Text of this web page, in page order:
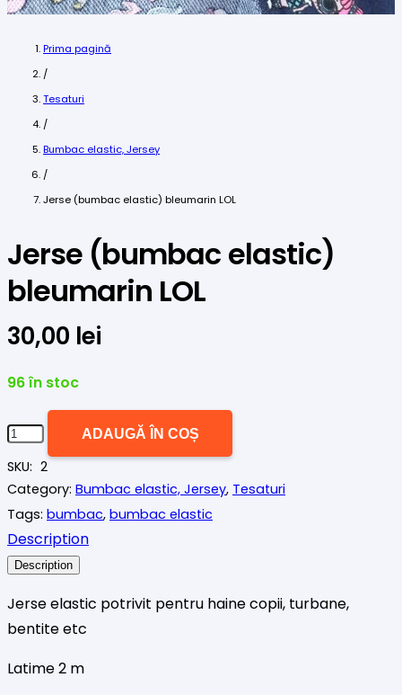
Prima pagină
/
Tesaturi
/
Bumbac elastic, Jersey
/
Jerse (bumbac elastic) bleumarin LOL
Jerse (bumbac elastic)
bleumarin LOL
30,00 lei
96 în stoc
Cantitate
Jerse
(bumbac
elastic)
bleumarin
LOL
ADAUGĂ ÎN COȘ
SKU: 2
Category: Bumbac elastic, Jersey, Tesaturi
Tags: bumbac, bumbac elastic
Description
Description
Jerse elastic potrivit pentru haine copii, turbane,
bentite etc
Latime 2 m